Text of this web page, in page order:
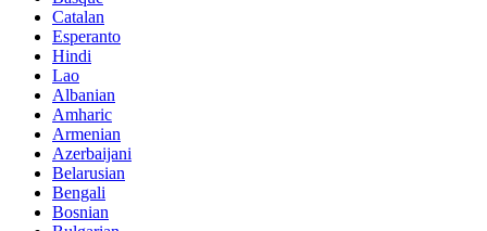
Catalan
Esperanto
Hindi
Lao
Albanian
Amharic
Armenian
Azerbaijani
Belarusian
Bengali
Bosnian